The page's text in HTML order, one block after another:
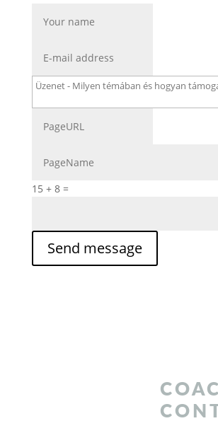
15 + 8=
Send message